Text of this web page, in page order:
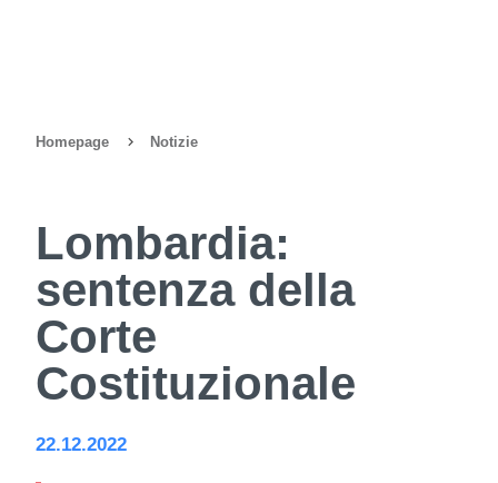
Homepage Notizie
Lombardia:
sentenza della
Corte
Costituzionale
22.12.2022